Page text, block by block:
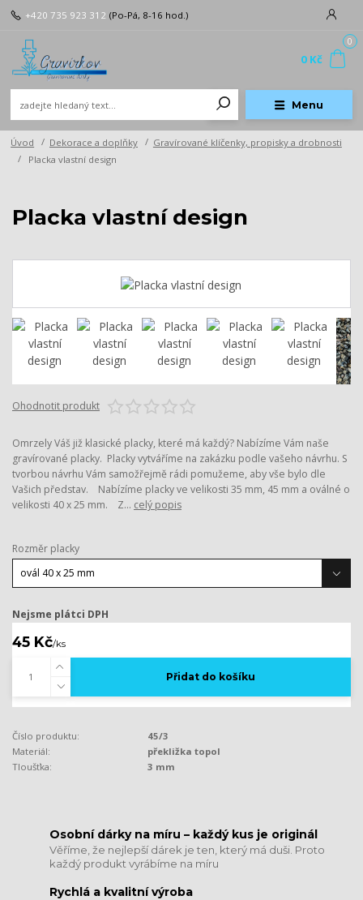
Menu
+420 735 923 312 (Po-Pá, 8-16 hod.)
0
0 Kč
Úvod Dekorace a doplňky
Gravírované klíčenky, propisky a drobnosti
Placka vlastní design
Placka vlastní design
Ohodnotit produkt
Omrzely Váš již klasické placky, které má každý? Nabízíme Vám naše
gravírované placky. Placky vytváříme na zakázku podle vašeho návrhu. S
tvorbou návrhu Vám samožřejmě rádi pomužeme, aby vše bylo dle
Vašich představ. Nabízíme placky ve velikosti 35 mm, 45 mm a oválné o
velikosti 40 x 25 mm. Z... celý popis
Rozměr placky
Nejsme plátci DPH
45 Kč/ks
Přidat do košíku
Číslo produktu:
45/3
Materiál:
překližka topol
Tloušťka:
3 mm
​​​​​​​Osobní dárky na míru – každý kus je originál
Věříme, že nejlepší dárek je ten, který má duši. Proto
každý produkt vyrábíme na míru
Rychlá a kvalitní výroba